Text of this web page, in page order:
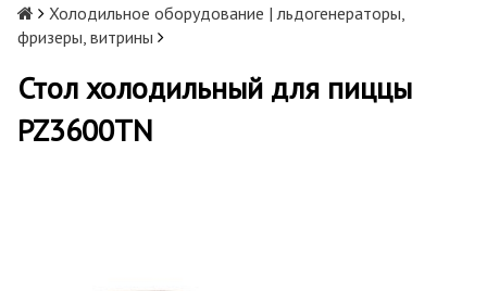
Холодильное оборудование | льдогенераторы,
фризеры, витрины
Стол холодильный для пиццы
PZ3600TN